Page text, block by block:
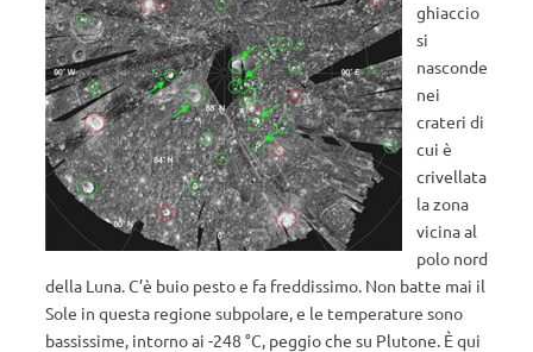
ghiaccio
si
nasconde
nei
crateri di
cui è
crivellata
la zona
vicina al
polo nord
della Luna. C’è buio pesto e fa freddissimo. Non batte mai il
Sole in questa regione subpolare, e le temperature sono
bassissime, intorno ai -248 °C, peggio che su Plutone. È qui